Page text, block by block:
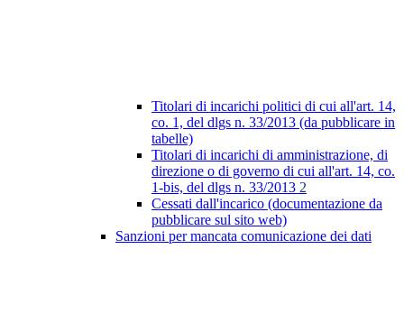
Titolari di incarichi politici di cui all'art. 14,
co. 1, del dlgs n. 33/2013 (da pubblicare in
tabelle)
Titolari di incarichi di amministrazione, di
direzione o di governo di cui all'art. 14, co.
1-bis, del dlgs n. 33/2013 2
Cessati dall'incarico (documentazione da
pubblicare sul sito web)
Sanzioni per mancata comunicazione dei dati